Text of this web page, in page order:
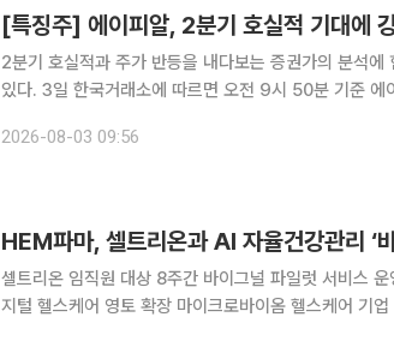
[특징주] 에이피알, 2분기 호실적 기대에
2분기 호실적과 주가 반등을 내다보는 증권가의 분석
있다. 3일 한국거래소에 따르면 오전 9시 50분 기준 에이피알은 전 거래일 대비 6.25% 오른 34
의 주가 반등을 내다보는 증권가 분석에 따른 것으로 풀이
2026-08-03 09:56
셀트리온 임직원 대상 8주간 바이그널 파일럿 서비스
지털 헬스케어 영토 확장 마이크로바이옴 헬스케어 기업 HEM파마가 글로벌 생명공학 기업 셀트리